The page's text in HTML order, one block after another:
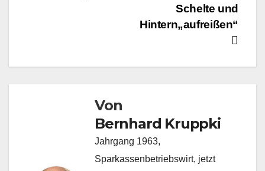
Schelte und
Hintern„aufreißen“
Von
Bernhard Kruppki
Jahrgang 1963,
Sparkassenbetriebswirt, jetzt